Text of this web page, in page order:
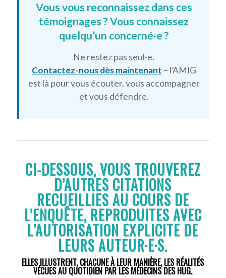
Vous vous reconnaissez dans ces
témoignages ? Vous connaissez
quelqu’un concerné·e ?
Ne restez pas seul·e.
Contactez-nous dès maintenant – l’AMIG
est là pour vous écouter, vous accompagner
et vous défendre.
CI-DESSOUS, VOUS TROUVEREZ
D’AUTRES CITATIONS
RECUEILLIES AU COURS DE
L’ENQUÊTE, REPRODUITES AVEC
L’AUTORISATION EXPLICITE DE
LEURS AUTEUR·E·S.
ELLES ILLUSTRENT, CHACUNE À LEUR MANIÈRE, LES RÉALITÉS
VÉCUES AU QUOTIDIEN PAR LES MÉDECINS DES HUG.